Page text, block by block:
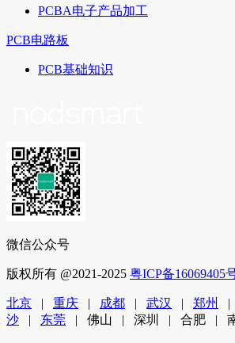
PCBA电子产品加工
PCB电路板
PCB基础知识
微信公众号
版权所有 @2021-2025 粤ICP备16069405
北京 | 重庆 | 成都 | 武汉 | 郑州 |
沙 | 东莞 | 佛山 | 深圳 | 合肥 |